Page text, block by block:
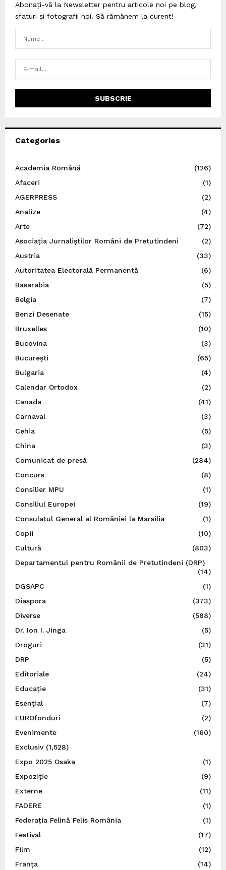
Abonați-vă la Newsletter pentru articole noi pe blog,
sfaturi și fotografii noi. Să rămânem la curent!
Categories
Academia Română
(126)
Afaceri
(1)
AGERPRESS
(2)
Analize
(4)
Arte
(72)
Asociația Jurnaliștilor Români de Pretutindeni
(2)
Austria
(33)
Autoritatea Electorală Permanentă
(6)
Basarabia
(5)
Belgia
(7)
Benzi Desenate
(15)
Bruxelles
(10)
Bucovina
(3)
București
(65)
Bulgaria
(4)
Calendar Ortodox
(2)
Canada
(41)
Carnaval
(3)
Cehia
(5)
China
(3)
Comunicat de presă
(284)
Concurs
(8)
Consilier MPU
(1)
Consiliul Europei
(19)
Consulatul General al României la Marsilia
(1)
Copii
(10)
Cultură
(803)
Departamentul pentru Românii de Pretutindeni (DRP)
(14)
DGSAPC
(1)
Diaspora
(373)
Diverse
(588)
Dr. Ion I. Jinga
(5)
Droguri
(31)
DRP
(5)
Editoriale
(24)
Educație
(31)
Esențial
(7)
EUROfonduri
(2)
Evenimente
(160)
Exclusiv(1,528)
Expo 2025 Osaka
(1)
Expoziție
(9)
Externe
(11)
FADERE
(1)
Federația Felină Felis România
(1)
Festival
(17)
Film
(12)
Franța
(14)